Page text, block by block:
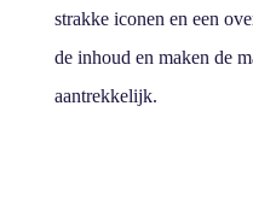
strakke iconen en een
de inhoud en maken de
aantrekkelijk.